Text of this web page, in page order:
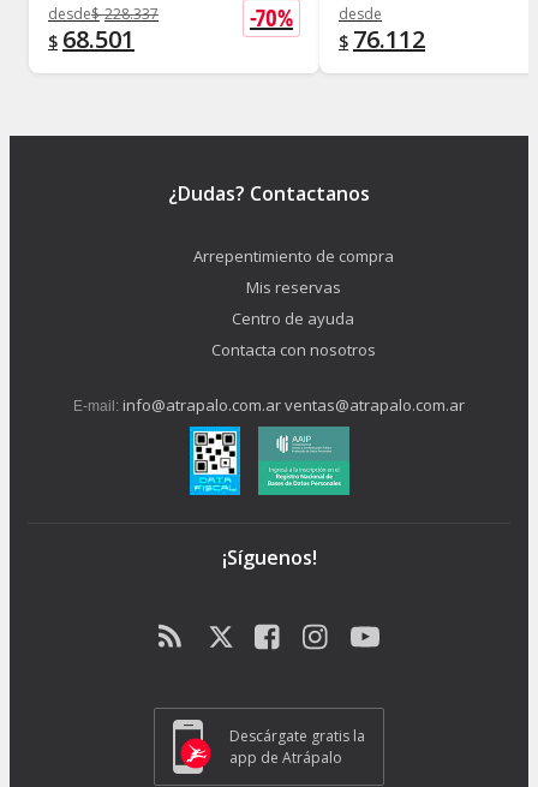
desde$ 228.337
$ 68.501
-70% desde
$ 76.112
¿Dudas? Contactanos
Arrepentimiento de compra
Mis reservas
Centro de ayuda
Contacta con nosotros
E-mail: info@atrapalo.com.arventas@atrapalo.com.ar
¡Síguenos!
Descárgate gratis la
app de Atrápalo